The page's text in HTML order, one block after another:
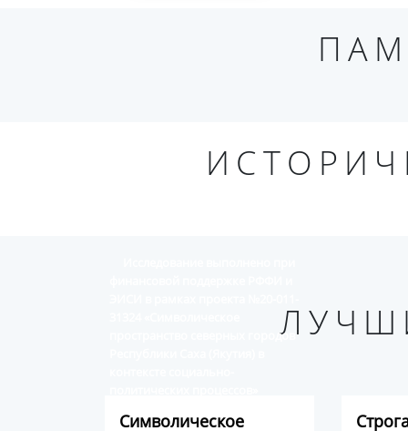
Символическое
пространство северных городов